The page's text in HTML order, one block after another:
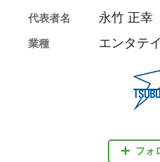
フォ
代表者名 永竹 正幸
業種 エンタテ